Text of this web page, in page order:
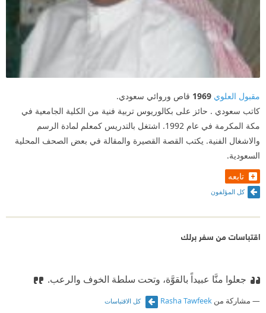
مقبول العلوي 1969 قاص وروائي سعودي.
كاتب سعودي . حائز على بكالوريوس تربية فنية من الكلية الجامعية في
مكة المكرمة في عام 1992. اشتغل بالتدريس كمعلم لمادة الرسم
والاشغال الفنية. يكتب القصة القصيرة والمقالة في بعض الصحف المحلية
السعودية.
تابعه
كل المؤلفون
اقتباسات من سفر برلك
جعلوا منَّا عبيداً بالقوَّة، وتحت سلطة الخوف والرعب.
مشاركة من Rasha Tawfeek كل الاقتباسات